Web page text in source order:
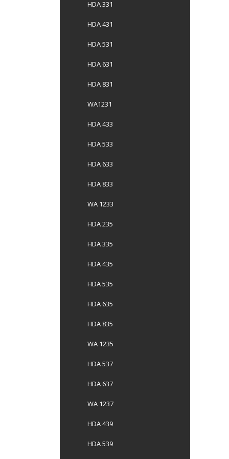
HDA 331
HDA 431
HDA 531
HDA 631
HDA 831
WA1231
HDA 433
HDA 533
HDA 633
HDA 833
WA 1233
HDA 235
HDA 335
HDA 435
HDA 535
HDA 635
HDA 835
WA 1235
HDA 537
HDA 637
WA 1237
HDA 439
HDA 539